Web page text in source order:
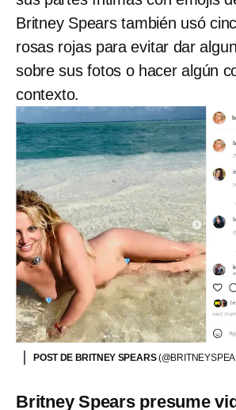
Britney Spears también usó
rosas rojas para evitar dar
sobre sus fotos o hacer algún
contexto.
POST DE BRITNEY SPEARS
Britney Spears presume